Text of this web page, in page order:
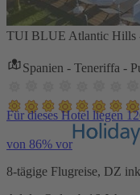
TUI BLUE Atlantic Hills
Spanien - Teneriffa -
Für dieses Hotel liegen
von 86% vor
8-tägige Flugreise, DZ